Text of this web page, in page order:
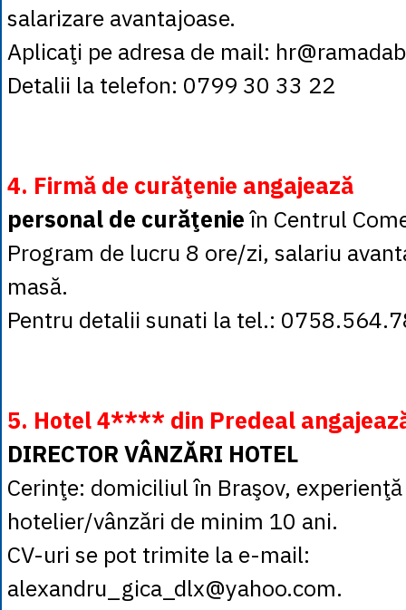
salarizare avantajoase.
Aplicaţi pe adresa de mail:
Detalii la telefon: 0799 30 33 22
4. Firmă de curăţenie angajează
personal de curăţenieîn Centrul
Program de lucru 8 ore/zi, salariu
masă.
Pentru detalii sunati la tel.:
5. Hotel 4**** din Predeal
DIRECTOR VÂNZĂRI HOTEL
Cerinţe: domiciliul în Braşov,
hotelier/vânzări de minim 10 ani.
CV-uri se pot trimite la e-mail:
alexandru_gica_dlx@yahoo.com.